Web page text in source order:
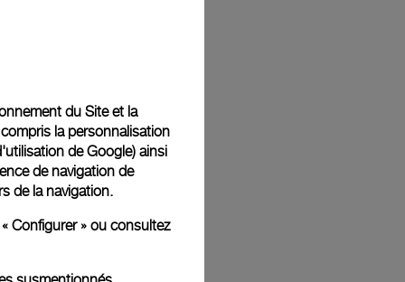
du Site et la
la personnalisation
de Google) ainsi
de navigation de
de la navigation.
Configurer » ou consultez